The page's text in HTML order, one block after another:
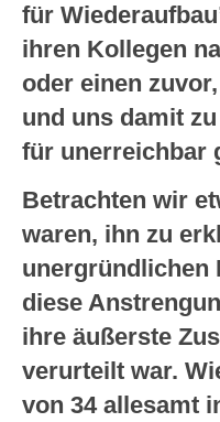
für
ihren Kollegen
oder einen
und uns damit
für unerreichbar
Betrachten wir
waren, ihn zu
unergründlichen
diese
ihre äußerste
verurteilt war.
von 34 allesamt